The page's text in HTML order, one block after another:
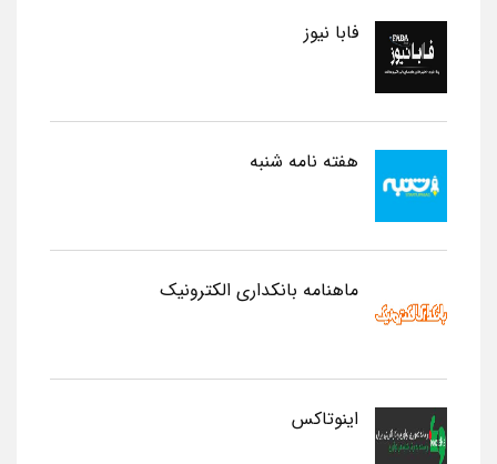
فابا نیوز
هفته نامه شنبه
ماهنامه بانکداری الکترونیک
اینوتاکس